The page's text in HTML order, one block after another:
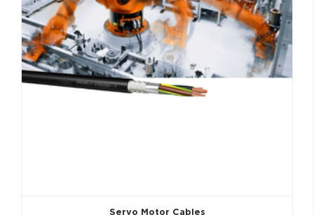
Servo Motor Cables